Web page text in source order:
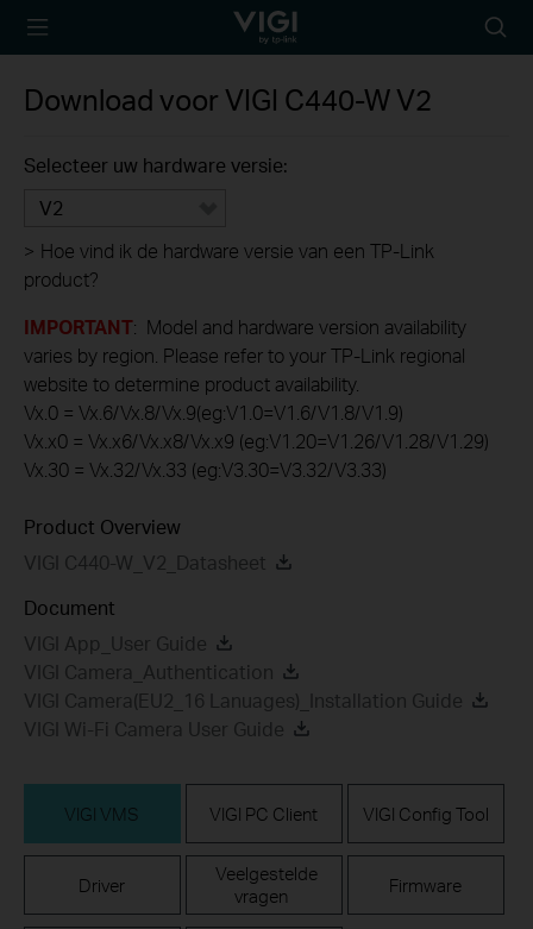
TP-Link, Reliably
icon
Download voor VIGI C440-WV2
Selecteer uw hardware versie:
V2
> Hoe vind ik de hardware versie van een TP-Link
product?
IMPORTANT: Model and hardware version availability
varies by region. Please refer to your TP-Link regional
website to determine product availability.
Vx.0 = Vx.6/Vx.8/Vx.9(eg:V1.0=V1.6/V1.8/V1.9)
Vx.x0 = Vx.x6/Vx.x8/Vx.x9 (eg:V1.20=V1.26/V1.28/V1.29)
Vx.30 = Vx.32/Vx.33 (eg:V3.30=V3.32/V3.33)
Product Overview
VIGI C440-W_V2_Datasheet
Document
VIGI App_User Guide
VIGI Camera_Authentication
VIGI Camera(EU2_16 Lanuages)_Installation Guide
VIGI Wi-Fi Camera User Guide
VIGI VMS VIGI PC Client VIGI Config Tool
Driver
Veelgestelde
vragen
Firmware